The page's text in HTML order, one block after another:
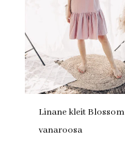
Linane kleit Blossom
vanaroosa